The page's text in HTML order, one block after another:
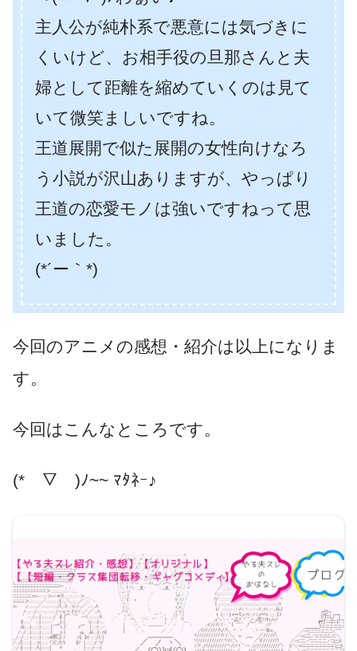
主人公が純朴系で悪意には気づきに
くいけど、お相手役の旦那さんと夫
婦として距離を縮めていくのは見て
いて微笑ましいですね。
王道展開で似た展開の女性向けなろ
う小説が沢山ありますが、やっぱり
王道の恋愛モノは強いですねって思
いました。
(*´ー｀*)
今回のアニメの感想・紹介は以上になりま
す。
今回はこんなところです。
(*￣▽￣)ﾉ~~ ﾏﾀﾈｰ♪